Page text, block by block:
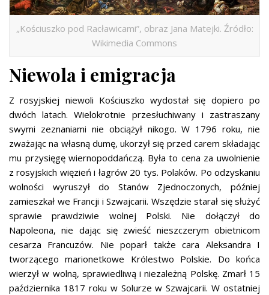
„Kościuszko pod Racławicami”, obraz Jana Matejki. Źródło:
Wikimedia Commons
Niewola i emigracja
Z rosyjskiej niewoli Kościuszko wydostał się dopiero po
dwóch latach. Wielokrotnie przesłuchiwany i zastraszany
swymi zeznaniami nie obciążył nikogo. W 1796 roku, nie
zważając na własną dumę, ukorzył się przed carem składając
mu przysięgę wiernopoddańczą. Była to cena za uwolnienie
z rosyjskich więzień i łagrów 20 tys. Polaków. Po odzyskaniu
wolności wyruszył do Stanów Zjednoczonych, później
zamieszkał we Francji i Szwajcarii. Wszędzie starał się służyć
sprawie prawdziwie wolnej Polski. Nie dołączył do
Napoleona, nie dając się zwieść nieszczerym obietnicom
cesarza Francuzów. Nie poparł także cara Aleksandra I
tworzącego marionetkowe Królestwo Polskie. Do końca
wierzył w wolną, sprawiedliwą i niezależną Polskę. Zmarł 15
października 1817 roku w Solurze w Szwajcarii. W ostatniej